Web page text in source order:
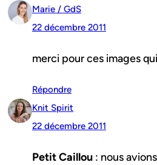
Marie / GdS
22 décembre 2011
merci pour ces images
Répondre
Knit Spirit
22 décembre 2011
Petit Caillou : nous